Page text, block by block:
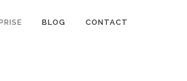
BLOG CONTACT